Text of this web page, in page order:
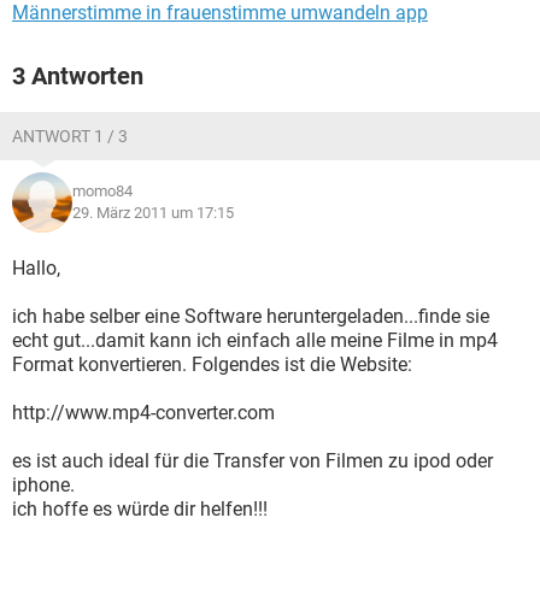
Männerstimme in frauenstimme umwandeln app
3 Antworten
ANTWORT 1 / 3
momo84
29. März 2011 um 17:15
Hallo,
ich habe selber eine Software heruntergeladen...finde sie
echt gut...damit kann ich einfach alle meine Filme in mp4
Format konvertieren. Folgendes ist die Website:
http://www.mp4-converter.com
es ist auch ideal für die Transfer von Filmen zu ipod oder
iphone.
ich hoffe es würde dir helfen!!!